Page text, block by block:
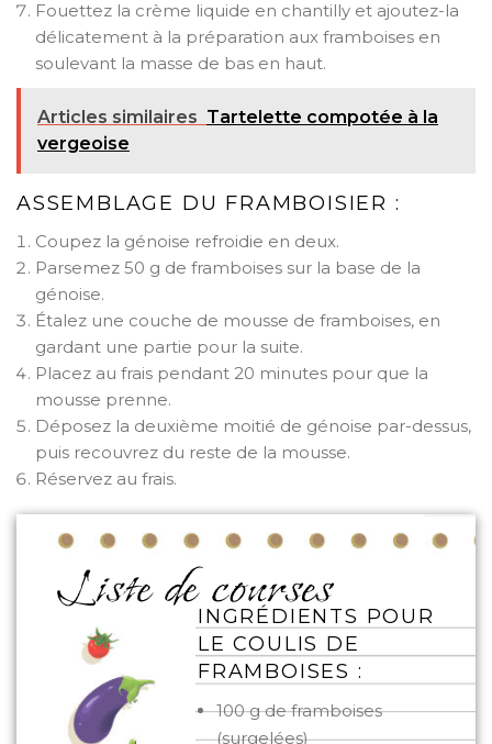
Fouettez la crème liquide en chantilly et ajoutez-la
délicatement à la préparation aux framboises en
soulevant la masse de bas en haut.
Articles similaires Tartelette compotée à la
vergeoise
ASSEMBLAGE DU FRAMBOISIER :
Coupez la génoise refroidie en deux.
Parsemez 50 g de framboises sur la base de la
génoise.
Étalez une couche de mousse de framboises, en
gardant une partie pour la suite.
Placez au frais pendant 20 minutes pour que la
mousse prenne.
Déposez la deuxième moitié de génoise par-dessus,
puis recouvrez du reste de la mousse.
Réservez au frais.
INGRÉDIENTS POUR
LE COULIS DE
FRAMBOISES :
100 g de framboises
(surgelées)